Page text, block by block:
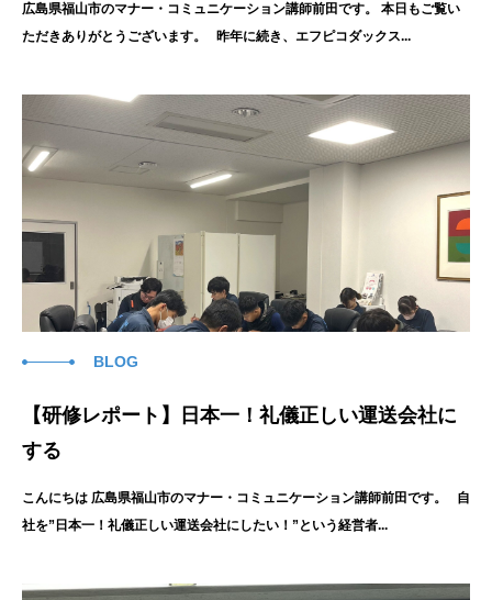
広島県福山市のマナー・コミュニケーション講師前田です。 本日もご覧い
ただきありがとうございます。 昨年に続き、エフピコダックス...
BLOG
【研修レポート】日本一！礼儀正しい運送会社に
する
こんにちは 広島県福山市のマナー・コミュニケーション講師前田です。 自
社を”日本一！礼儀正しい運送会社にしたい！”という経営者...